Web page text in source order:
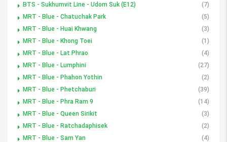
BTS - Sukhumvit Line - Udom Suk (E12)
(7)
MRT - Blue - Chatuchak Park
(5)
MRT - Blue - Huai Khwang
(3)
MRT - Blue - Khong Toei
(1)
MRT - Blue - Lat Phrao
(4)
MRT - Blue - Lumphini
(27)
MRT - Blue - Phahon Yothin
(2)
MRT - Blue - Phetchaburi
(39)
MRT - Blue - Phra Ram 9
(14)
MRT - Blue - Queen Sirikit
(3)
MRT - Blue - Ratchadaphisek
(2)
MRT - Blue - Sam Yan
(4)